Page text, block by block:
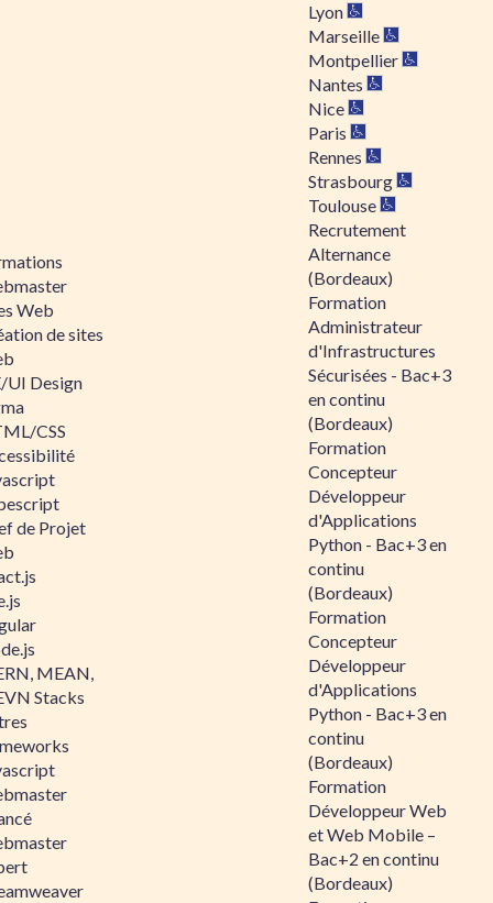
Web
de sites
UI Design
CSS
de Projet
MEAN,
Stacks
Lyon
Marseille
Montpellier
Nantes
Nice
Paris
Rennes
Strasbourg
Toulouse
Recrutement
Alternance
(Bordeaux)
Formation
Administrateur
d'Infrastructures
Sécurisées - Bac+3
en continu
(Bordeaux)
Formation
Concepteur
Développeur
d'Applications
Python - Bac+3 en
continu
(Bordeaux)
Formation
Concepteur
Développeur
d'Applications
Python - Bac+3 en
continu
(Bordeaux)
Formation
Développeur Web
et Web Mobile –
Bac+2 en continu
(Bordeaux)